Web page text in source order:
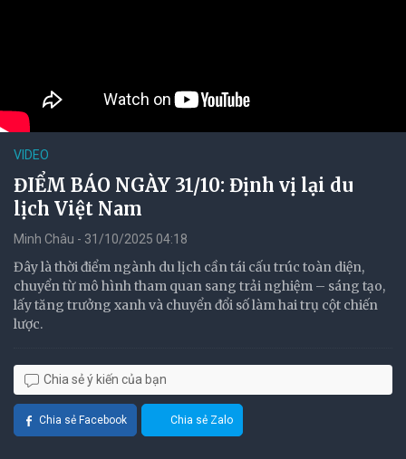
VIDEO
ĐIỂM BÁO NGÀY 31/10: Định vị lại du
lịch Việt Nam
Minh Châu - 31/10/2025 04:18
Đây là thời điểm ngành du lịch cần tái cấu trúc toàn diện,
chuyển từ mô hình tham quan sang trải nghiệm – sáng tạo,
lấy tăng trưởng xanh và chuyển đổi số làm hai trụ cột chiến
lược.
Chia sẻ ý kiến của bạn
Chia sẻ Facebook Chia sẻ Zalo